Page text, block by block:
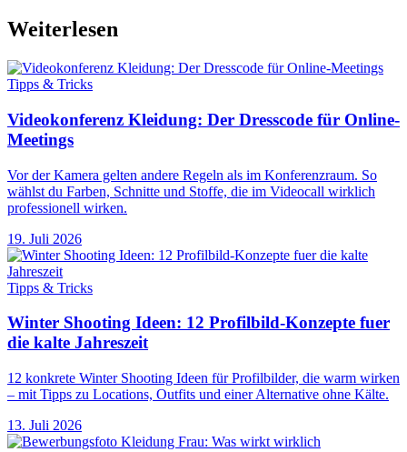
Weiterlesen
Tipps & Tricks
Videokonferenz Kleidung: Der Dresscode für Online-
Meetings
Vor der Kamera gelten andere Regeln als im Konferenzraum. So
wählst du Farben, Schnitte und Stoffe, die im Videocall wirklich
professionell wirken.
19. Juli 2026
Tipps & Tricks
Winter Shooting Ideen: 12 Profilbild-Konzepte fuer
die kalte Jahreszeit
12 konkrete Winter Shooting Ideen für Profilbilder, die warm wirken
– mit Tipps zu Locations, Outfits und einer Alternative ohne Kälte.
13. Juli 2026